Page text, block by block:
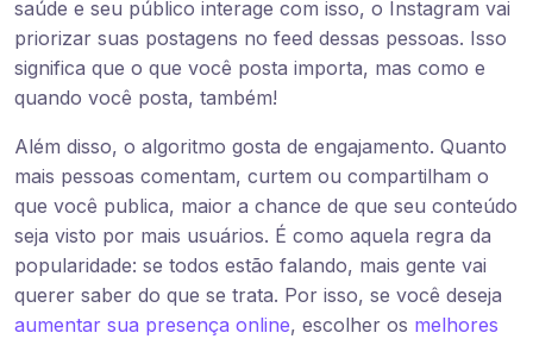
saúde e seu público interage com isso, o Instagram vai
priorizar suas postagens no feed dessas pessoas. Isso
significa que o que você posta importa, mas como e
quando você posta, também!
Além disso, o algoritmo gosta de engajamento. Quanto
mais pessoas comentam, curtem ou compartilham o
que você publica, maior a chance de que seu conteúdo
seja visto por mais usuários. É como aquela regra da
popularidade: se todos estão falando, mais gente vai
querer saber do que se trata. Por isso, se você deseja
aumentar sua presença online, escolher os melhores